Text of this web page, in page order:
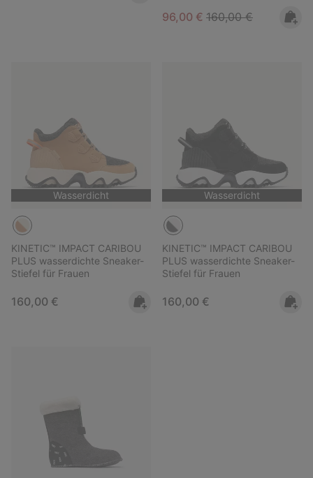
Sale price:
96,00 € Regular price:
160,00 €
Wasserdicht
KINETIC™ IMPACT CARIBOU
PLUS wasserdichte Sneaker-
Stiefel für Frauen
Regular price:
160,00 €
Wasserdicht
KINETIC™ IMPACT CARIBOU
PLUS wasserdichte Sneaker-
Stiefel für Frauen
Regular price:
160,00 €